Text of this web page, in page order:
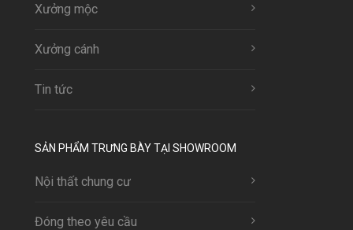
Xưởng mộc
Xưởng cánh
Tin tức
SẢN PHẨM TRƯNG BÀY TẠI SHOWROOM
Nội thất chung cư
Đóng theo yêu cầu